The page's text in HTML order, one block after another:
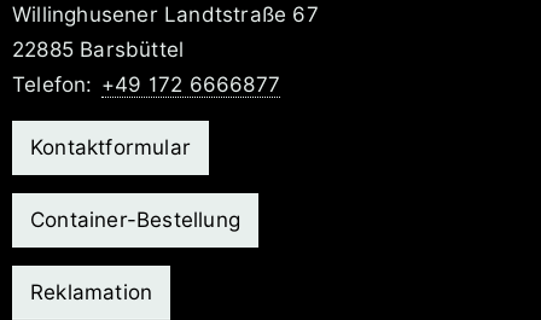
Willinghusener Landtstraße 67
22885 Barsbüttel
Telefon: +49 172 6666877
Kontaktformular
Container-Bestellung
Reklamation